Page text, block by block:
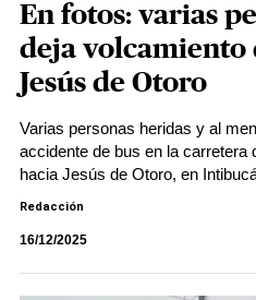
En fotos: varias
deja volcamiento
Jesús de Otoro
Varias personas heridas y al
accidente de bus en la carretera
hacia Jesús de Otoro, en
Redacción
16/12/2025